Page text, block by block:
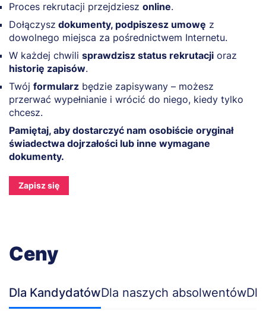
Proces rekrutacji przejdziesz online.
Dołączysz dokumenty, podpiszesz umowę z
dowolnego miejsca za pośrednictwem Internetu.
W każdej chwili sprawdzisz status rekrutacji oraz
historię zapisów.
Twój formularz będzie zapisywany – możesz
przerwać wypełnianie i wrócić do niego, kiedy tylko
chcesz.
Pamiętaj, aby dostarczyć nam osobiście oryginał
świadectwa dojrzałości lub inne wymagane
dokumenty.
Zapisz się
Ceny
Dla KandydatówDla naszych absolwentów